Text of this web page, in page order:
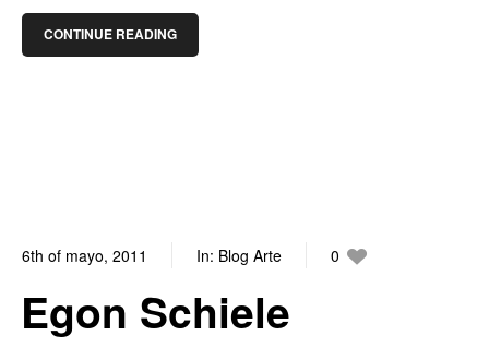
CONTINUE READING
6th of mayo, 2011 In: Blog Arte
0
Egon Schiele